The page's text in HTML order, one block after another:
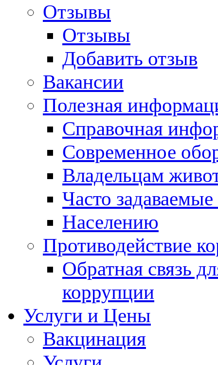
Отзывы
Отзывы
Добавить отзыв
Вакансии
Полезная
Справочная
Современное
Владельцам
Часто
Населению
Противодействие
Обратная связь
коррупции
Услуги и Цены
Вакцинация